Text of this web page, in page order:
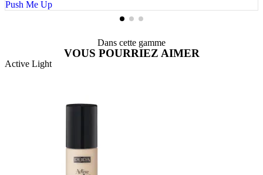
Push Me Up
Dans cette gamme
VOUS POURRIEZ AIMER
Active Light